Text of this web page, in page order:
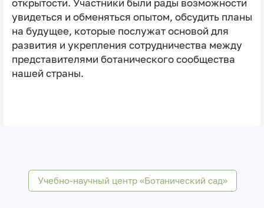
открытости. Участники были рады возможности
увидеться и обменяться опытом, обсудить планы
на будущее, которые послужат основой для
развития и укрепления сотрудничества между
представителями ботанического сообщества
нашей страны.
Учебно-научный центр «Ботанический сад»